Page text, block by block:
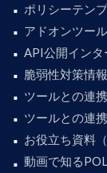
ポリシーテン
アドオンツール
API公開イン
脆弱性対策情
ツールとの連
ツールとの連
お役立ち資料
動画で知る